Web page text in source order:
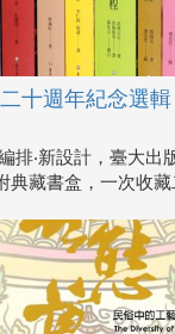
十週年紀念選
排‧新設計，臺大出
典藏書盒，一次收藏